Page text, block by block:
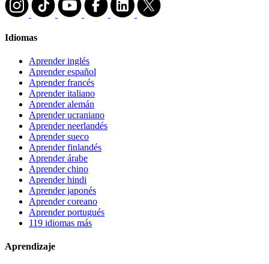
Idiomas
Aprender inglés
Aprender español
Aprender francés
Aprender italiano
Aprender alemán
Aprender ucraniano
Aprender neerlandés
Aprender sueco
Aprender finlandés
Aprender árabe
Aprender chino
Aprender hindi
Aprender japonés
Aprender coreano
Aprender portugués
119 idiomas más
Aprendizaje